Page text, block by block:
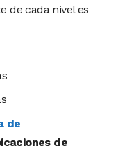
de cada nivel es
de
de